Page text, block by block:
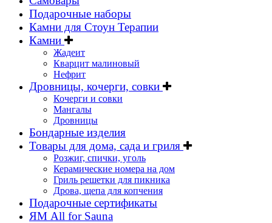
Подарочные наборы
Камни для Стоун Терапии
Камни
Жадеит
Кварцит малиновый
Нефрит
Дровницы, кочерги, совки
Кочерги и совки
Мангалы
Дровницы
Бондарные изделия
Товары для дома, сада и гриля
Розжиг, спички, уголь
Керамические номера на дом
Гриль решетки для пикника
Дрова, щепа для копчения
Подарочные сертификаты
ЯМ All for Sauna